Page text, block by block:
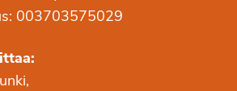
003703575029